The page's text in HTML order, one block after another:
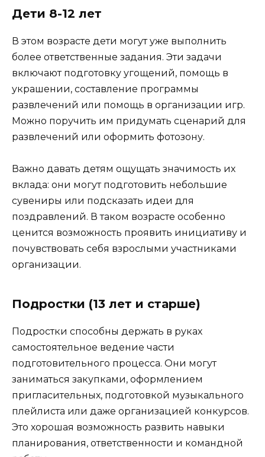
Дети 8-12 лет
В этом возрасте дети могут уже выполнить
более ответственные задания. Эти задачи
включают подготовку угощений, помощь в
украшении, составление программы
развлечений или помощь в организации игр.
Можно поручить им придумать сценарий для
развлечений или оформить фотозону.
Важно давать детям ощущать значимость их
вклада: они могут подготовить небольшие
сувениры или подсказать идеи для
поздравлений. В таком возрасте особенно
ценится возможность проявить инициативу и
почувствовать себя взрослыми участниками
организации.
Подростки (13 лет и старше)
Подростки способны держать в руках
самостоятельное ведение части
подготовительного процесса. Они могут
заниматься закупками, оформлением
пригласительных, подготовкой музыкального
плейлиста или даже организацией конкурсов.
Это хорошая возможность развить навыки
планирования, ответственности и командной